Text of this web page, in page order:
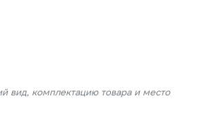
вид, комплектацию товара и место